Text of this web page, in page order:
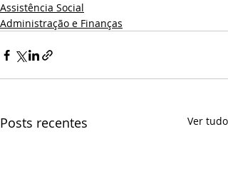
Assistência Social
Administração e Finanças
Posts recentes Ver tudo